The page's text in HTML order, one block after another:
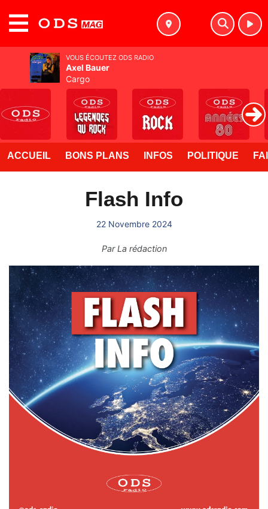
ACCUEIL BONS PLANS INFOS POLITIQUE
Flash Info
22 Novembre 2024
ParLa rédaction
VOUS ÉCOUTEZ ODS RADIO
Axel Bauer
Cargo